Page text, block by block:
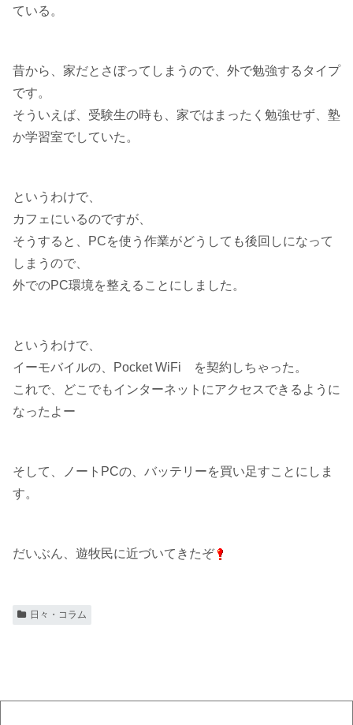
ている。
昔から、家だとさぼってしまうので、外で勉強するタイプ
です。
そういえば、受験生の時も、家ではまったく勉強せず、塾
か学習室でしていた。
というわけで、
カフェにいるのですが、
そうすると、PCを使う作業がどうしても後回しになって
しまうので、
外でのPC環境を整えることにしました。
というわけで、
イーモバイルの、Pocket WiFi を契約しちゃった。
これで、どこでもインターネットにアクセスできるように
なったよー
そして、ノートPCの、バッテリーを買い足すことにしま
す。
だいぶん、遊牧民に近づいてきたぞ
日々・コラム